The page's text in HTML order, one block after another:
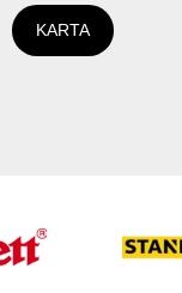
KARTA